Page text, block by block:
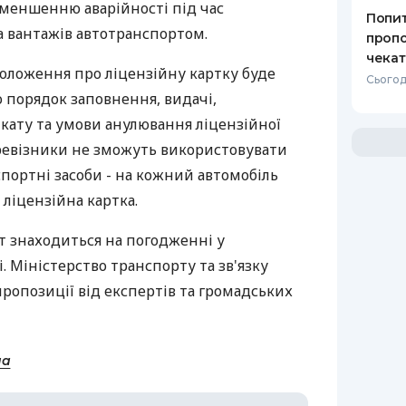
аварійності під час
автотранспортом.
про ліцензійну картку буде
заповнення, видачі,
та умови анулювання ліцензійної
не зможуть використовувати
засоби - на кожний автомобіль
картка.
на погодженні у
транспорту та зв'язку
від експертів та громадських